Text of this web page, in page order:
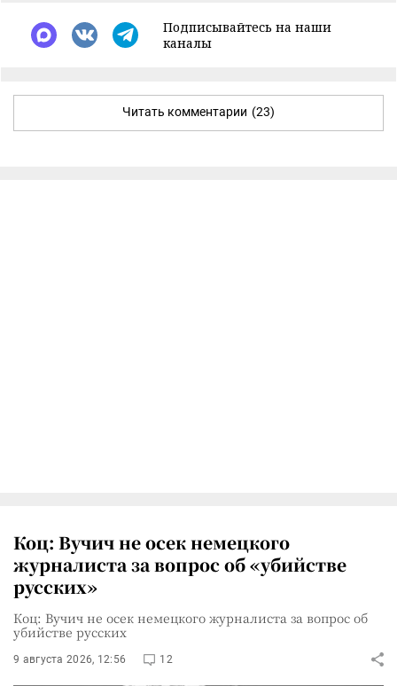
Подписывайтесь на наши
каналы
Читать комментарии (23)
Коц: Вучич не осек немецкого
журналиста за вопрос об «убийстве
русских»
Коц: Вучич не осек немецкого журналиста за вопрос об
убийстве русских
9 августа 2026, 12:56 12